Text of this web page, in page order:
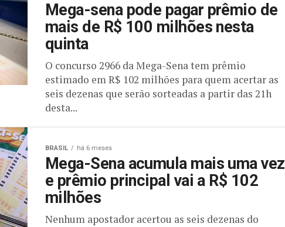
Mega-sena pode pagar prêmio de
mais de R$ 100 milhões nesta
quinta
O concurso 2966 da Mega-Sena tem prêmio
estimado em R$ 102 milhões para quem acertar as
seis dezenas que serão sorteadas a partir das 21h
desta...
BRASIL há 6 meses
Mega-Sena acumula mais uma vez
e prêmio principal vai a R$ 102
milhões
Nenhum apostador acertou as seis dezenas do